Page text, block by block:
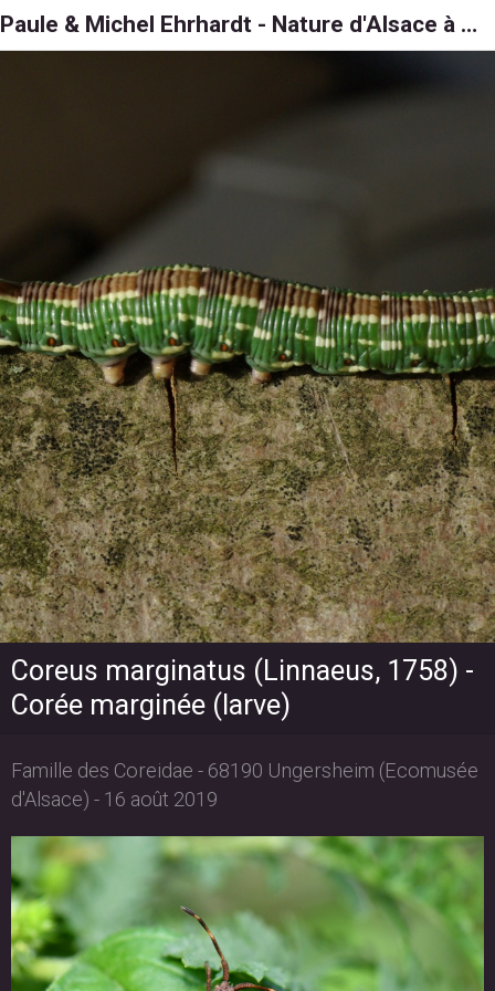
Paule & Michel Ehrhardt - Nature d'Alsace à 6, 8 et 1000 pattes
Coreus marginatus (Linnaeus, 1758) -
Corée marginée (larve)
Famille des Coreidae - 68190 Ungersheim (Ecomusée
d'Alsace) - 16 août 2019